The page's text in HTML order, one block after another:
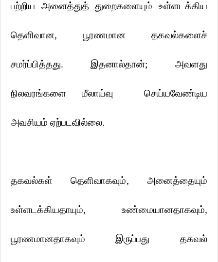
பற்றிய அனைத்துத் துறைகளையும் உள்ளடக்கிய
தெளிவான, பூரணமான தகவல்களைச்
சமர்ப்பித்தது. இதனால்தான்; அவளது
நிலவரங்களை மீலாய்வு செய்யவேண்டிய
அவசியம் ஏற்படவில்லை.
தகவல்கள் தெளிவாகவும், அனைத்தையும்
உள்ளடக்கியதாயும், உண்மையானதாகவும்,
பூரணமானதாகவும் இருப்பது தகவல்